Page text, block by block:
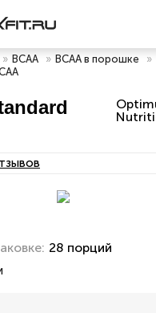
» BCAA » BCAA в порошке
»
28 порций